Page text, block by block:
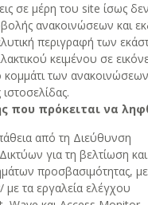
σε μέρη του site ίσως
ανακοινώσεων και
περιγραφή των
κειμένου σε
κομμάτι των
που πρόκειται να
από τη Διεύθυνση
για τη βελτίωση και
προσβασιμότητας, με
τα εργαλεία ελέγχου